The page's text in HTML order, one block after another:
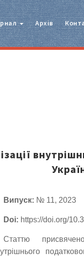
Архів
Випуск: № 11, 2023
Doi: https://doi.org/
Статтю